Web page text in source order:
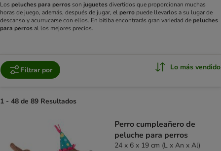
Los peluches para perros son juguetesdivertidos que proporcionan muchas
horas de juego, además, después de jugar, el perro puede llevarlos a su lugar de
descanso y acurrucarse con ellos. En bitiba encontrarás gran variedad de peluches
para perrosal los mejores precios.
Filtrar por Lo más vendido
1 - 48 de 89 Resultados
Perro cumpleañero de
peluche para perros
24 x 6 x 19 cm (L x An x Al)